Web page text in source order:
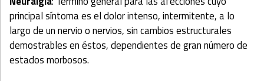
principal síntoma es el dolor intenso, intermitente, a lo
largo de un nervio o nervios, sin cambios estructurales
demostrables en éstos, dependientes de gran número de
estados morbosos.